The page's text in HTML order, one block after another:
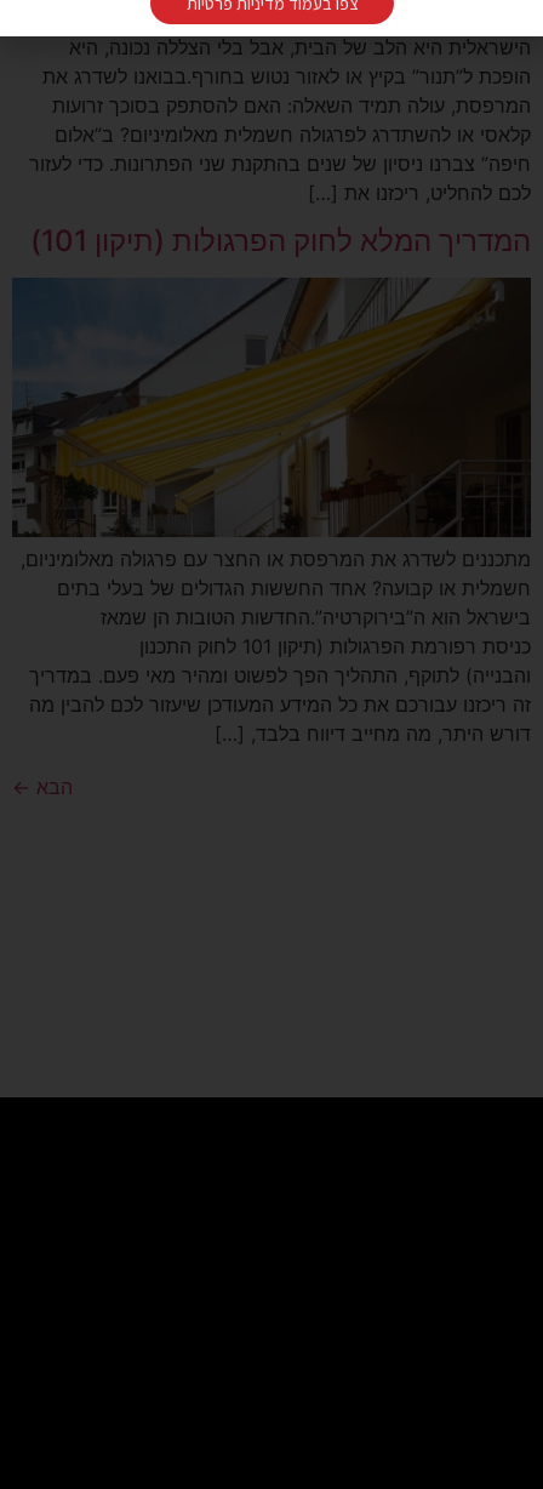
כך תבחרו את פתרון ההצללה המנצח למרפסת המרפסת
הישראלית היא הלב של הבית, אבל בלי הצללה נכונה, היא
הופכת ל”תנור” בקיץ או לאזור נטוש בחורף.בבואנו לשדרג את
המרפסת, עולה תמיד השאלה: האם להסתפק בסוכך זרועות
קלאסי או להשתדרג לפרגולה חשמלית מאלומיניום? ב”אלום
חיפה” צברנו ניסיון של שנים בהתקנת שני הפתרונות. כדי לעזור
לכם להחליט, ריכזנו את […]
המדריך המלא לחוק הפרגולות (תיקון 101)
מתכננים לשדרג את המרפסת או החצר עם פרגולה מאלומיניום,
חשמלית או קבועה? אחד החששות הגדולים של בעלי בתים
בישראל הוא ה”בירוקרטיה”.החדשות הטובות הן שמאז
כניסת רפורמת הפרגולות (תיקון 101 לחוק התכנון
והבנייה) לתוקף, התהליך הפך לפשוט ומהיר מאי פעם. במדריך
זה ריכזנו עבורכם את כל המידע המעודכן שיעזור לכם להבין מה
דורש היתר, מה מחייב דיווח בלבד, […]
הבא ←